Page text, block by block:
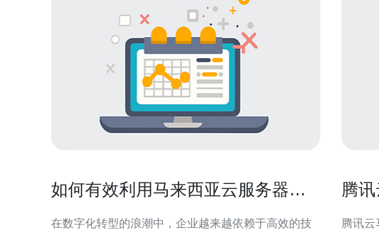
如何有效利用马来西亚云服务器提
在数字化转型的浪潮中，企业越来越依赖于高效的技
腾
腾讯云